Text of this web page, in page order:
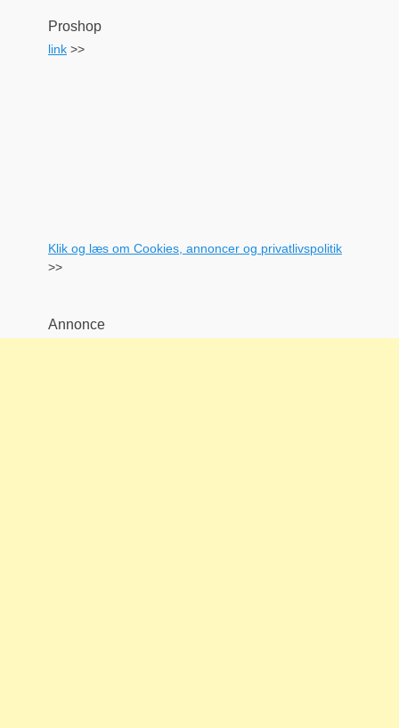
Proshop
link >>
Klik og læs om Cookies, annoncer og privatlivspolitik
>>
Annonce